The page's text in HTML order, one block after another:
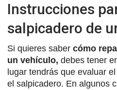
Instrucciones
salpicadero de
Si quieres saber cómo
un vehículo, debes tener
lugar tendrás que evaluar
el salpicadero. En algunos